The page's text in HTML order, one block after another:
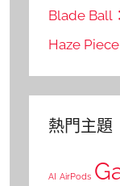
Blade Ball
Haze
熱門主題
AI AirPods